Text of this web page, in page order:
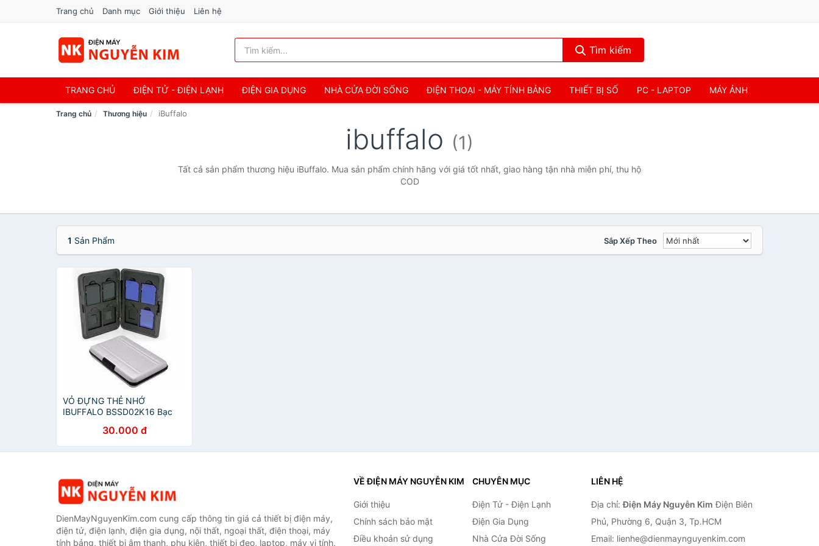
Trang chủ Danh mục Giới thiệu Liên hệ
Tìm kiếm
TRANG CHỦ ĐIỆN TỬ - ĐIỆN LẠNH ĐIỆN GIA DỤNG NHÀ CỬA ĐỜI SỐNG ĐIỆN THOẠI - MÁY TÍNH BẢNG THIẾT BỊ SỐ PC - LAPTOP MÁY ẢNH
Trang chủ Thương hiệu iBuffalo
ibuffalo (1)
Tất cả sản phẩm thương hiệu iBuffalo. Mua sản phẩm chính hãng với giá tốt nhất, giao hàng tận nhà miễn phí, thu hộ
COD
1 Sản Phẩm Sắp Xếp Theo
VỎ ĐỰNG THẺ NHỚ
IBUFFALO BSSD02K16 Bạc
30.000 đ
DienMayNguyenKim.com cung cấp thông tin giá cả thiết bị điện máy,
điện tử, điện lạnh, điện gia dụng, nội thất, ngoại thất, điện thoại, máy
tính bảng, thiết bị âm thanh, phụ kiện, thiết bị đeo, laptop, máy vi tính,
VỀ ĐIỆN MÁY NGUYỄN KIM
Giới thiệu
Chính sách bảo mật
Điều khoản sử dụng
CHUYÊN MỤC
Điện Tử - Điện Lạnh
Điện Gia Dụng
Nhà Cửa Đời Sống
LIÊN HỆ
Địa chỉ:Điện Máy Nguyễn Kim Điện Biên
Phủ, Phường 6, Quận 3, Tp.HCM
Email: lienhe@dienmaynguyenkim.com